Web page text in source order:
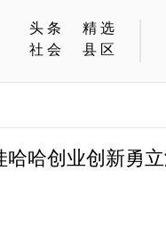
头条
精选
社会
县区
哈哈创业创新勇